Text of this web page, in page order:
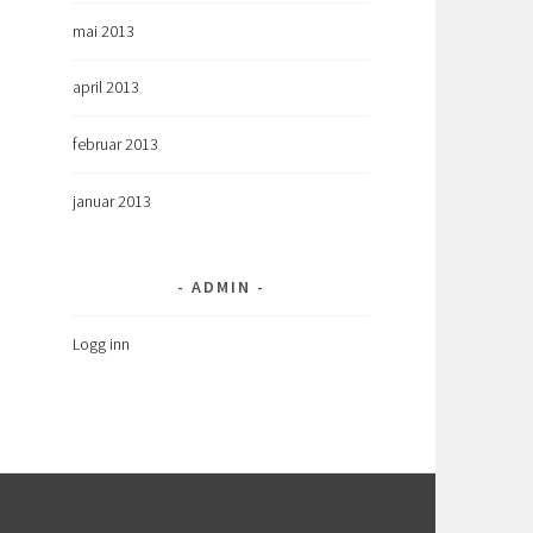
mai 2013
april 2013
februar 2013
januar 2013
ADMIN
Logg inn